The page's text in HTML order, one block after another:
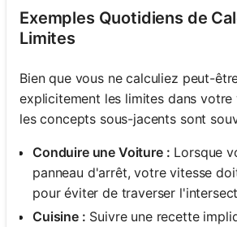
Exemples Quotidiens de
Limites
Bien que vous ne calculiez peut-
explicitement les limites dans votre
les concepts sous-jacents sont
Conduire une Voiture : Lorsque
panneau d'arrêt, votre vitesse
pour éviter de traverser
Cuisine : Suivre une recette